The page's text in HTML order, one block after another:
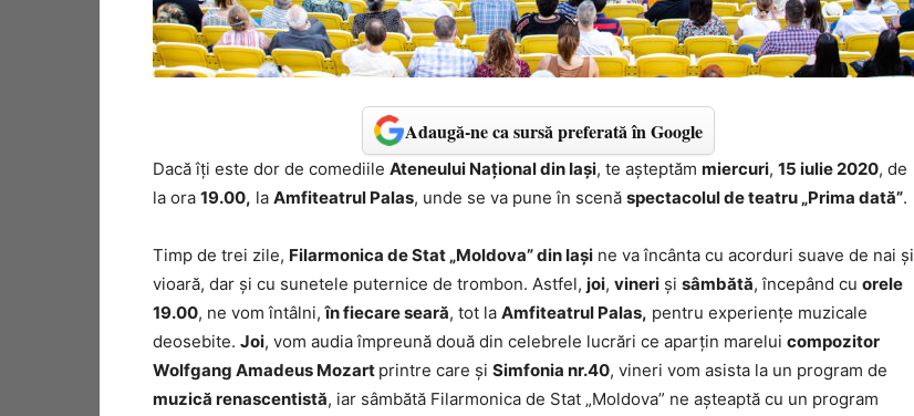
Adaugă-ne ca sursă preferată în Google
Dacă îți este dor de comediile Ateneului Național din Iași, te așteptăm miercuri, 15 iulie 2020, de
la ora 19.00, la Amfiteatrul Palas, unde se va pune în scenă spectacolul de teatru „Prima dată”.
Timp de trei zile, Filarmonica de Stat „Moldova” din Iași ne va încânta cu acorduri suave de nai și
vioară, dar și cu sunetele puternice de trombon. Astfel, joi, vineri și sâmbătă, începând cu orele
19.00, ne vom întâlni,în fiecare seară, tot la Amfiteatrul Palas, pentru experiențe muzicale
deosebite. Joi, vom audia împreună două din celebrele lucrări ce aparțin marelui compozitor
Wolfgang Amadeus Mozart printre care și Simfonia nr.40, vineri vom asista la un program de
muzică renascentistă, iar sâmbătă Filarmonica de Stat „Moldova” ne așteaptă cu un program